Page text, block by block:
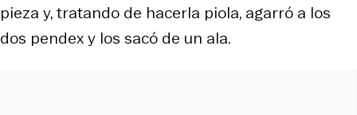
pieza y, tratando de hacerla piola, agarró a los
dos pendex y los sacó de un ala.